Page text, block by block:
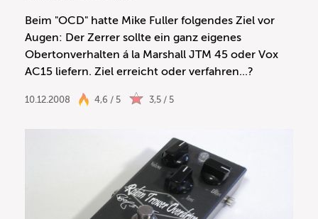
Beim "OCD" hatte Mike Fuller folgendes Ziel vor
Augen: Der Zerrer sollte ein ganz eigenes
Obertonverhalten á la Marshall JTM 45 oder Vox
AC15 liefern. Ziel erreicht oder verfahren...?
10.12.2008 4,6 / 5 3,5 / 5